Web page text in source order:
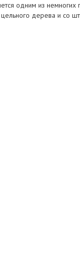
одним из немногих
дерева и со